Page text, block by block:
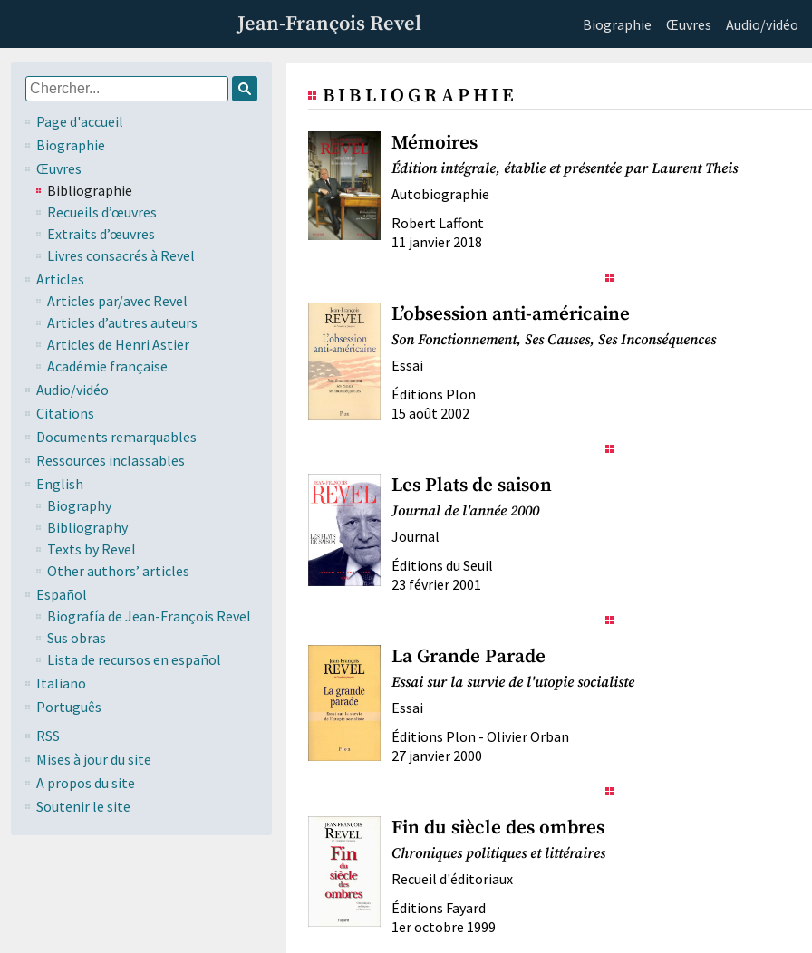
Jean-François Revel Biographie Œuvres Audio/vidéo
Page d'accueil
Biographie
Œuvres
Bibliographie
Recueils d’œuvres
Extraits d’œuvres
Livres consacrés à Revel
Articles
Articles par/avec Revel
Articles d’autres auteurs
Articles de Henri Astier
Académie française
Audio/vidéo
Citations
Documents remarquables
Ressources inclassables
English
Biography
Bibliography
Texts by Revel
Other authors’ articles
Español
Biografía de Jean-François Revel
Sus obras
Lista de recursos en español
Italiano
Português
RSS
Mises à jour du site
A propos du site
Soutenir le site
BIBLIOGRAPHIE
Mémoires
Édition intégrale, établie et présentée par Laurent Theis
Autobiographie
Robert Laffont
11 janvier 2018
L’obsession anti-américaine
Son Fonctionnement, Ses Causes, Ses Inconséquences
Essai
Éditions Plon
15 août 2002
Les Plats de saison
Journal de l'année 2000
Journal
Éditions du Seuil
23 février 2001
La Grande Parade
Essai sur la survie de l'utopie socialiste
Essai
Éditions Plon - Olivier Orban
27 janvier 2000
Fin du siècle des ombres
Chroniques politiques et littéraires
Recueil d'éditoriaux
Éditions Fayard
1er octobre 1999